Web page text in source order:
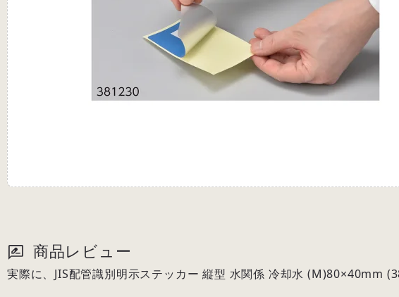
商品レビュー
実際に、JIS配管識別明示ステッカー 縦型 水関係 冷却水 (M)80×40mm